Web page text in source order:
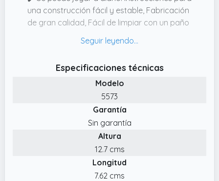
una construcción fácil y estable, Fabricación
de gran calidad, Fácil de limpiar con un paño
✔️ Colorida granja con los animales de
juguete vaca, cabra, gallina y cerdo, 1 nido
para la gallina, 1 carretilla, 1 mujer del
granjero, 1 granjero, comida y más
Especificaciones técnicas
Modelo
5573
Garantía
Sin garantía
Altura
12.7 cms
Longitud
7.62 cms